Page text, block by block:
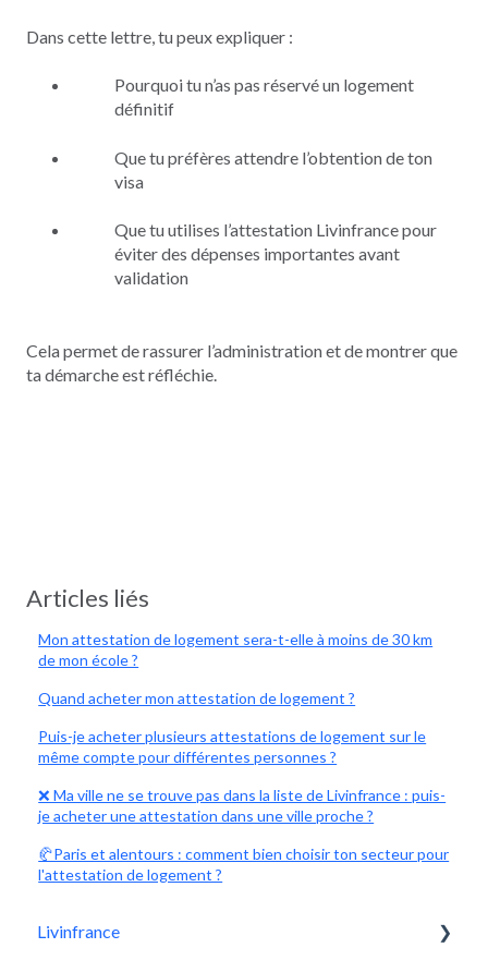
Dans cette lettre, tu peux expliquer :
Pourquoi tu n’as pas réservé un logement
définitif
Que tu préfères attendre l’obtention de ton
visa
Que tu utilises l’attestation Livinfrance pour
éviter des dépenses importantes avant
validation
Cela permet de rassurer l’administration et de montrer que
ta démarche est réfléchie.
Articles liés
Mon attestation de logement sera-t-elle à moins de 30 km
de mon école ?
Quand acheter mon attestation de logement ?
Puis-je acheter plusieurs attestations de logement sur le
même compte pour différentes personnes ?
❌ Ma ville ne se trouve pas dans la liste de Livinfrance : puis-
je acheter une attestation dans une ville proche ?
🥐Paris et alentours : comment bien choisir ton secteur pour
l'attestation de logement ?
Livinfrance